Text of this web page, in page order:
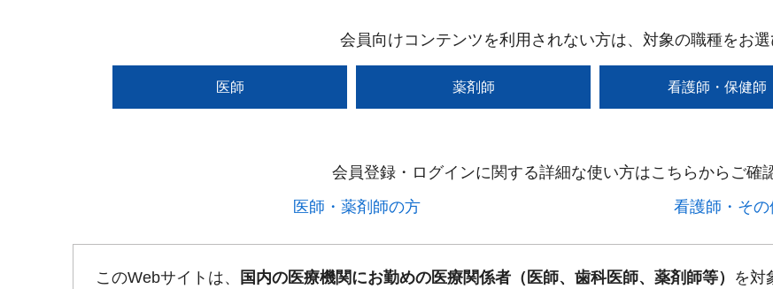
会員向けコンテンツを利用されない方は、対象の職種をお
医師 薬剤師 看護師・保健師
会員登録・ログインに関する詳細な使い方はこちらからご確
医師・薬剤師の方​
看護師・そ
このWebサイトは、 国内の医療機関にお勤めの医療関係者（医師、歯科医師、薬剤師等） を対